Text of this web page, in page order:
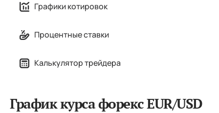
Графики котировок
Процентные ставки
Калькулятор трейдера
График курса форекс EUR/USD